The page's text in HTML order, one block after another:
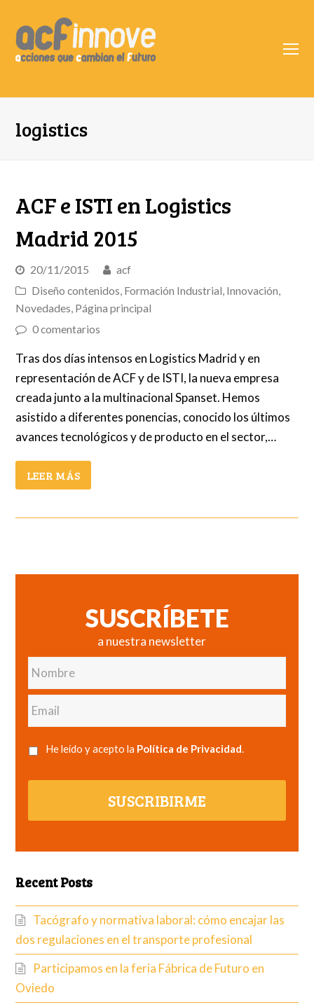
logistics
ACF e ISTI en Logistics
Madrid 2015
20/11/2015
acf
Diseño contenidos, Formación Industrial, Innovación,
Novedades, Página principal
0 comentarios
Tras dos días intensos en Logistics Madrid y en
representación de ACF y de ISTI, la nueva empresa
creada junto a la multinacional Spanset. Hemos
asistido a diferentes ponencias, conocido los últimos
avances tecnológicos y de producto en el sector,…
LEER MÁS
SUSCRÍBETE
a nuestra newsletter
Nombre
Email
He leído y acepto la Política de Privacidad.
SUSCRIBIRME
Recent Posts
Tacógrafo y normativa laboral: cómo encajar las
dos regulaciones en el transporte profesional
Participamos en la feria Fábrica de Futuro en
Oviedo